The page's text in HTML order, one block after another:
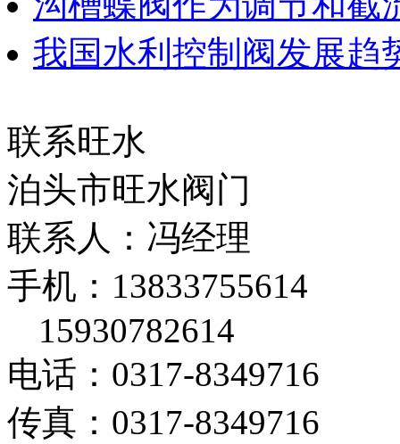
我国水利控制阀发展趋
联系旺水
泊头市旺水阀门
联系人：冯经理
手机：13833755614
15930782614
电话：0317-8349716
传真：0317-8349716